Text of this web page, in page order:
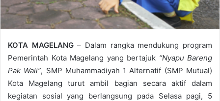
KOTA MAGELANG– Dalam rangka mendukung program
Pemerintah Kota Magelang yang bertajuk “Nyapu Bareng
Pak Wali”, SMP Muhammadiyah 1 Alternatif (SMP Mutual)
Kota Magelang turut ambil bagian secara aktif dalam
kegiatan sosial yang berlangsung pada Selasa pagi, 5